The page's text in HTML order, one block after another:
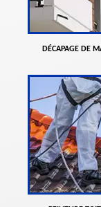
DÉCAPAGE DE